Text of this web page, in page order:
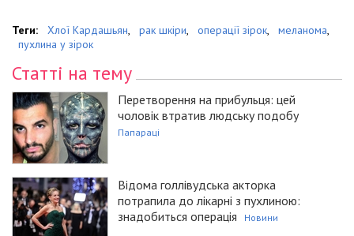
Теги: Хлої Кардашьян, рак шкіри, операції зірок, меланома,
пухлина у зірок
Статті на тему
Перетворення на прибульця: цей
чоловік втратив людську подобу
Папараці
Відома голлівудська акторка
потрапила до лікарні з пухлиною:
знадобиться операція
Новини